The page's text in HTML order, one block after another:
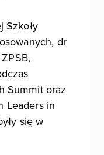
Szkoły
dr
Summit oraz
Leaders in
się w